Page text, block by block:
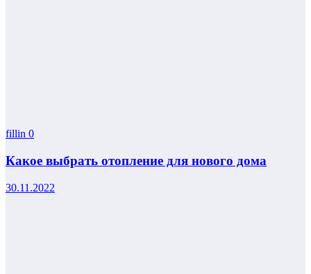
fillin 0
Какое выбрать отопление для нового дома
30.11.2022